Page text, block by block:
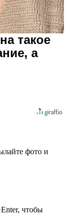
такое
а
фото и
, чтобы